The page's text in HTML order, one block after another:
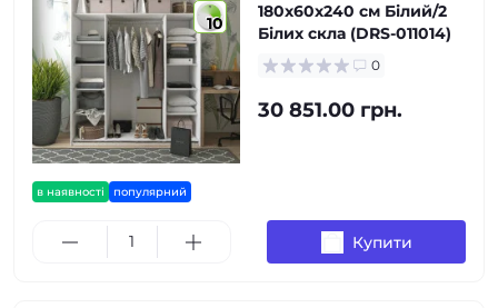
10
в наявності популярний
180х60х240 см Білий/2
Білих скла (DRS-011014)
0
30 851.00 грн.
Купити